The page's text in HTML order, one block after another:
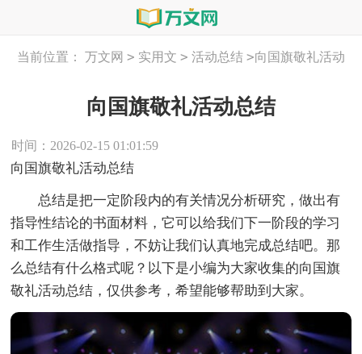
当前位置： 万文网 > 实用文 > 活动总结 >向国旗敬礼活动
向国旗敬礼活动总结
时间：2026-02-15 01:01:59
向国旗敬礼活动总结
总结是把一定阶段内的有关情况分析研究，做出有
指导性结论的书面材料，它可以给我们下一阶段的学习
和工作生活做指导，不妨让我们认真地完成总结吧。那
么总结有什么格式呢？以下是小编为大家收集的向国旗
敬礼活动总结，仅供参考，希望能够帮助到大家。